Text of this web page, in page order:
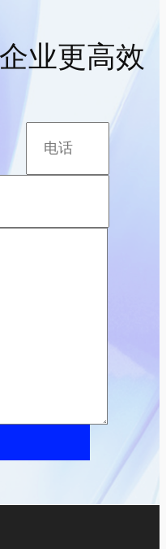
业更高效